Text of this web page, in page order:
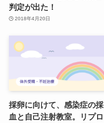
判定が出た！
2018年4月20日
採卵に向けて、感染症の採
血と自己注射教室。リプロ